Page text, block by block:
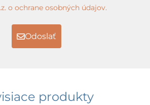
o ochrane osobných údajov.
Odoslať
produkty